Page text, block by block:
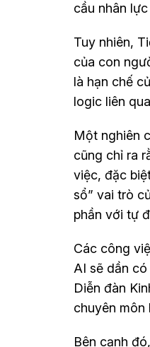
cầu nhân
Tuy nhiên,
của con
là hạn chế
logic liên
Một nghiên
cũng chỉ ra
việc, đặc
sổ” vai trò
phần với tự
Các công
AI sẽ dần
Diễn đàn
chuyên môn
Bên cạnh